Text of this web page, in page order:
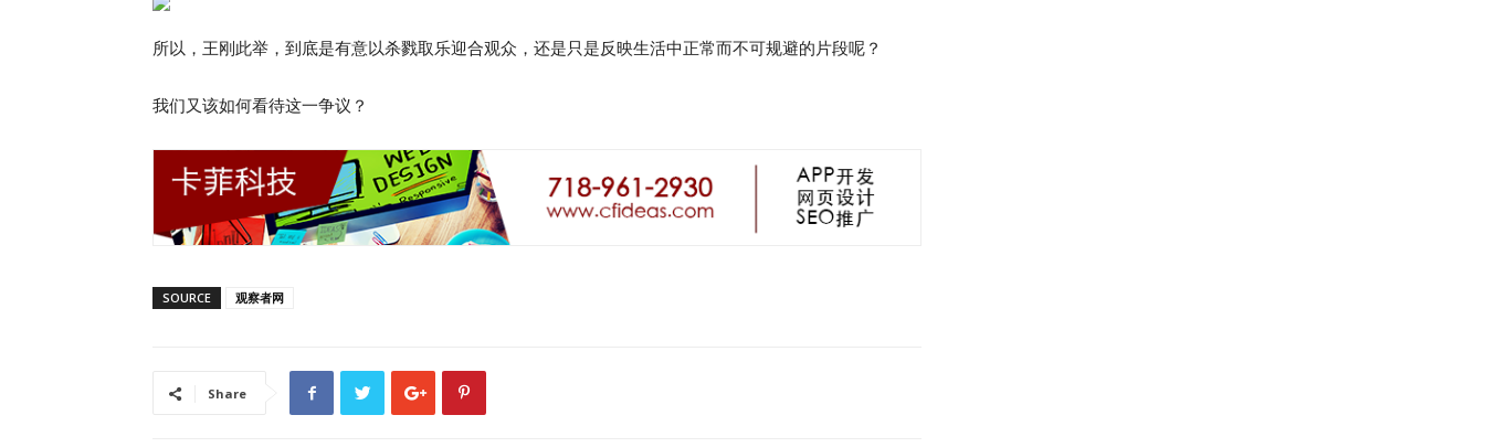
所以，王刚此举，到底是有意以杀戮取乐迎合观众，还是只是反映生活中正常而不可规避的片段呢？
我们又该如何看待这一争议？
SOURCE 观察者网
Share